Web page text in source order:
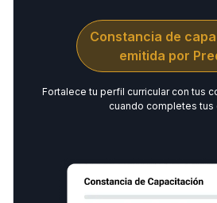
Constancia de
emitida por
Fortalece tu perfil curricular con tus
cuando completes tus